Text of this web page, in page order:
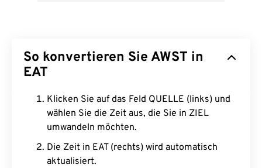
So konvertieren Sie AWST in
EAT
Klicken Sie auf das Feld QUELLE (links) und
wählen Sie die Zeit aus, die Sie in ZIEL
umwandeln möchten.
Die Zeit in EAT (rechts) wird automatisch
aktualisiert.